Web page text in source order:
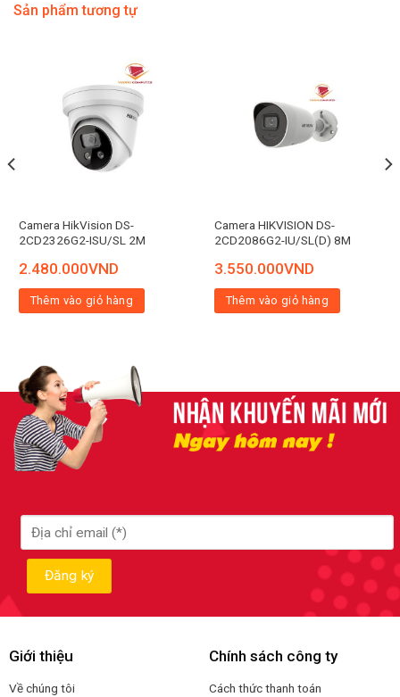
Sản phẩm tương tự
Camera HikVision DS-
2CD2326G2-ISU/SL 2M
2.480.000VND
Thêm vào giỏ hàng
Camera HIKVISION DS-
2CD2086G2-IU/SL(D) 8M
3.550.000VND
Thêm vào giỏ hàng
Giới thiệu
Về chúng tôi
Chính sách công ty
Cách thức thanh toán